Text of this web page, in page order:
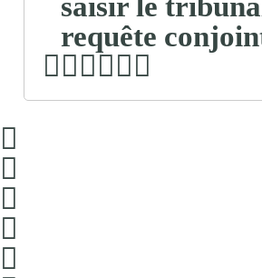
saisir le
requête